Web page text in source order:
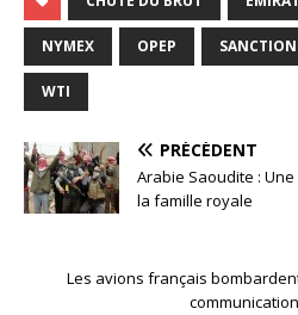
NYMEX OPEP
WTI
PRÉCÉDENT
Arabie Saoudite :
la famille royale
Les avions français